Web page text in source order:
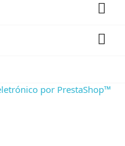


por PrestaShop™